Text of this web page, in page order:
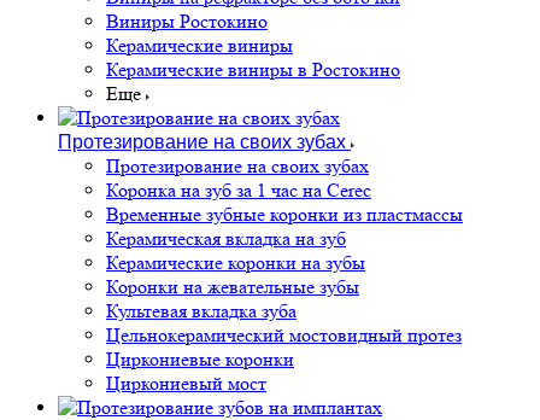
Виниры Ростокино
Керамические виниры
Керамические виниры в Ростокино
Еще
Протезирование на своих зубах
Протезирование на своих зубах
Коронка на зуб за 1 час на Cerec
Временные зубные коронки из пластмассы
Керамическая вкладка на зуб
Керамические коронки на зубы
Коронки на жевательные зубы
Культевая вкладка зуба
Цельнокерамический мостовидный протез
Циркониевые коронки
Циркониевый мост